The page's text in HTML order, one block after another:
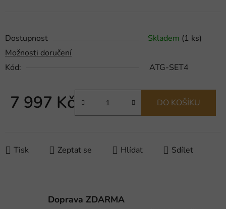
Dostupnost Skladem (1 ks)
Možnosti doručení
Kód:
ATG-SET4
7 997 Kč DO KOŠÍKU
Tisk Zeptat se Hlídat Sdílet
Doprava ZDARMA